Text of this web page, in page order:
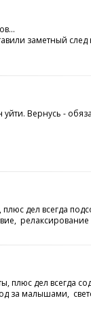
заметный след
Вернусь -
плюс дел всегда
плюс дел всегда
малышами,